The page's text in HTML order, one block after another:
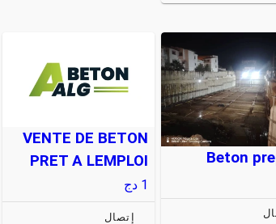
Beton
VENTE DE BETON
PRET A LEMPLOI
1 دج
إتصال